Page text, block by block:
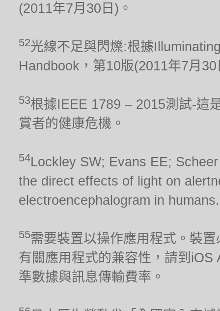
(2011年7月30日)。
52光線不足與閃爍:根據
Handbook，第10版(2011年7月30
53根據IEEE 1789 – 2015測試-這
賞者的健康危機。
54Lockley SW; Evans EE;
the direct effects of light on
electroencephalogram in
55需要裝置以操作應用程式。裝
有關應用程式的兼容性，請到
準數據與訊息傳輸費率。